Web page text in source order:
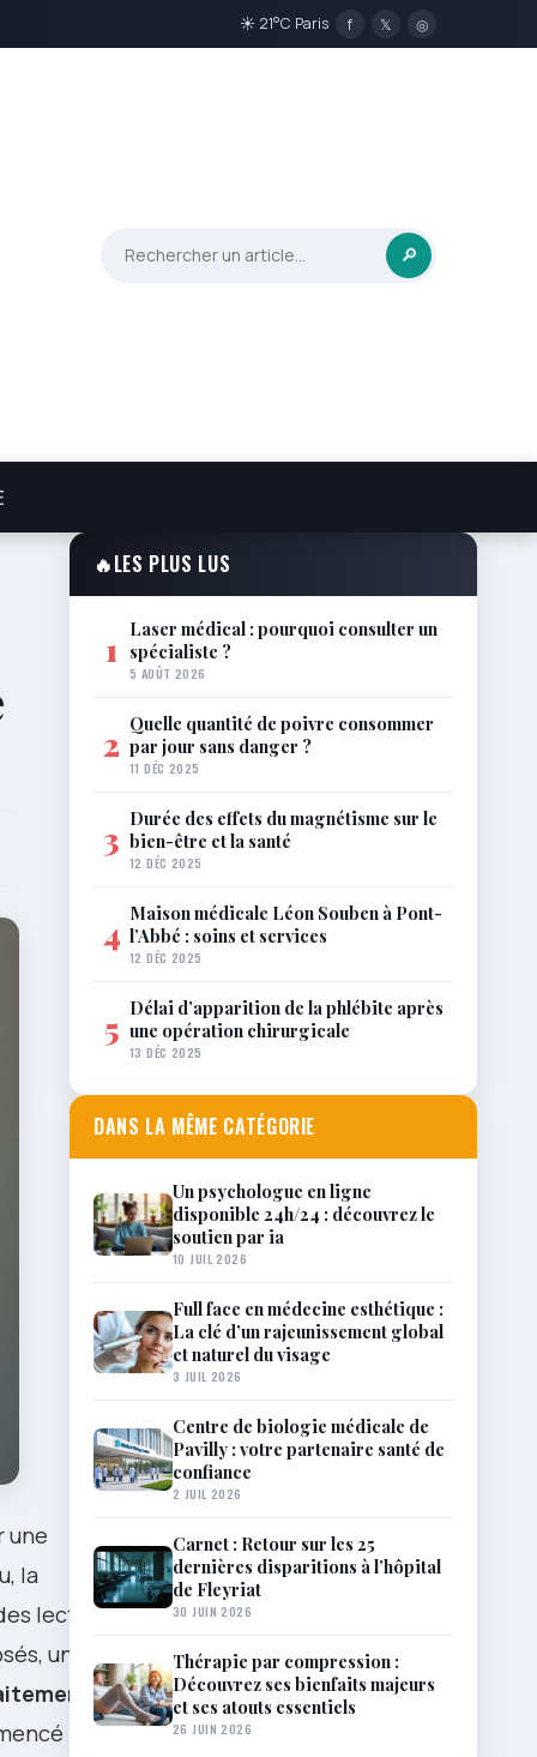
☀ 21°C Paris f 𝕏 ◎
🔎
une
la
lectrices
un
par
🔥LES PLUS LUS
1 Laser médical : pourquoi consulter un
spécialiste ?
5 AOÛT 2026
2 Quelle quantité de poivre consommer
par jour sans danger ?
11 DÉC 2025
3 Durée des effets du magnétisme sur le
bien-être et la santé
12 DÉC 2025
4 Maison médicale Léon Souben à Pont-
l’Abbé : soins et services
12 DÉC 2025
5 Délai d’apparition de la phlébite après
une opération chirurgicale
13 DÉC 2025
DANS LA MÊME CATÉGORIE
Un psychologue en ligne
disponible 24h/24 : découvrez le
soutien par ia
10 JUIL 2026
Full face en médecine esthétique :
La clé d’un rajeunissement global
et naturel du visage
3 JUIL 2026
Centre de biologie médicale de
Pavilly : votre partenaire santé de
confiance
2 JUIL 2026
Carnet : Retour sur les 25
dernières disparitions à l’hôpital
de Fleyriat
30 JUIN 2026
Thérapie par compression :
Découvrez ses bienfaits majeurs
et ses atouts essentiels
26 JUIN 2026